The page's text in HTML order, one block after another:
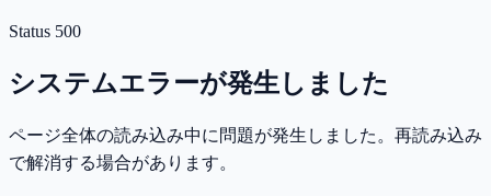
Status 500
システムエラーが発生しました
ページ全体の読み込み中に問題が発生しました。再読み込み
で解消する場合があります。